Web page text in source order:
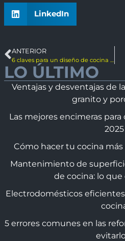
LinkedIn
ANTERIOR
6 claves para un diseño de cocina perfecto
LO ÚLTIMO
Ventajas y desventajas de
granito y
Las mejores encimeras
2025
Cómo hacer tu cocina
Mantenimiento de
de cocina: lo
Electrodomésticos
5 errores comunes en las